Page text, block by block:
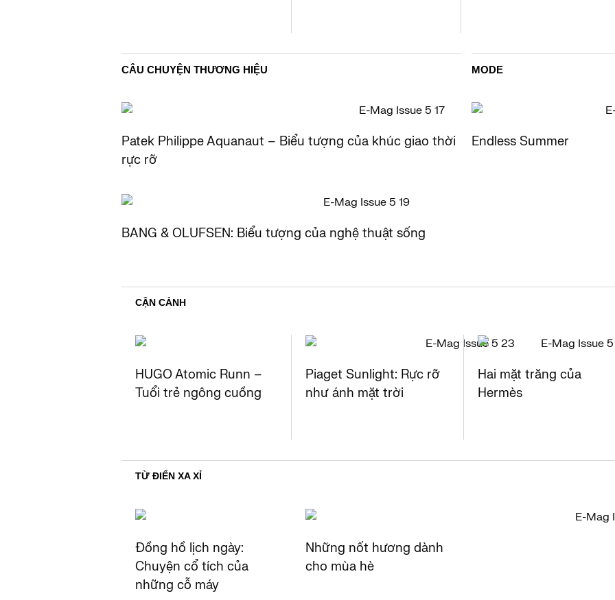
CÂU CHUYỆN THƯƠNG HIỆU
Patek Philippe Aquanaut – Biểu tượng của khúc giao thời
rực rỡ
BANG & OLUFSEN: Biểu tượng của nghệ thuật sống
MODE
Endless Summer
CẬN CẢNH
HUGO Atomic Runn –
Tuổi trẻ ngông cuồng​
Piaget Sunlight: Rực rỡ
như ánh mặt trời
Hai mặt trăng của
Hermès
TỪ ĐIỂN XA XỈ
Đồng hồ lịch ngày:
Chuyện cổ tích của
những cỗ máy
Những nốt hương dành
cho mùa hè